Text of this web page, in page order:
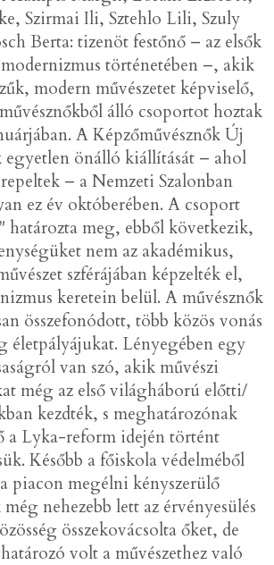
Szirmai Ili, Sztehlo Lili, Szuly
Berta: tizenöt festőnő – az elsők
történetében –, akik
modern művészetet képviselő,
álló csoportot hoztak
A Képzőművésznők Új
egyetlen önálló kiállítását – ahol
– a Nemzeti Szalonban
ez év októberében. A csoport
határozta meg, ebből következik,
nem az akadémikus,
szférájában képzelték el,
keretein belül. A művésznők
összefonódott, több közös vonás
életpályájukat. Lényegében egy
van szó, akik művészi
még az első világháború előtti/
kezdték, s meghatározónak
a Lyka-reform idején történt
Később a főiskola védelméből
piacon megélni kényszerülő
nehezebb lett az érvényesülés
összekovácsolta őket, de
volt a művészethez való